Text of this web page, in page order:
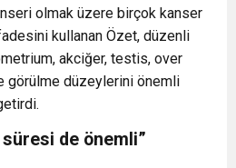
olmak üzere birçok kanser
kullanan Özet, düzenli
akciğer, testis, over
görülme düzeylerini önemli
de önemli”